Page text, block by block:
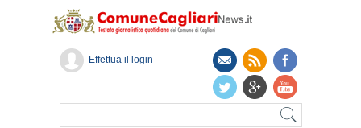
Effettua il login